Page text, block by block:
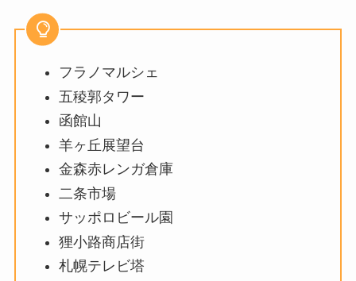
フラノマルシェ
五稜郭タワー
函館山
羊ヶ丘展望台
金森赤レンガ倉庫
二条市場
サッポロビール園
狸小路商店街
札幌テレビ塔